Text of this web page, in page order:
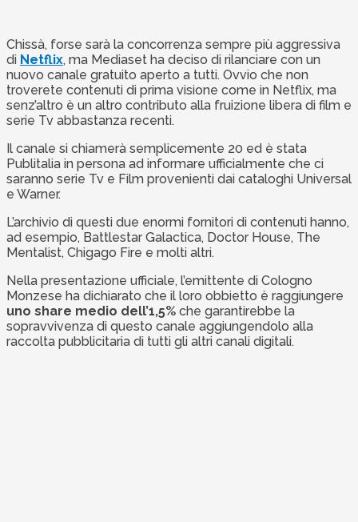
Chissà, forse sarà la concorrenza sempre più aggressiva
di Netflix, ma Mediaset ha deciso di rilanciare con un
nuovo canale gratuito aperto a tutti. Ovvio che non
troverete contenuti di prima visione come in Netflix, ma
senz’altro è un altro contributo alla fruizione libera di film e
serie Tv abbastanza recenti.
Il canale si chiamerà semplicemente 20 ed è stata
Publitalia in persona ad informare ufficialmente che ci
saranno serie Tv e Film provenienti dai cataloghi Universal
e Warner.
L’archivio di questi due enormi fornitori di contenuti hanno,
ad esempio, Battlestar Galactica, Doctor House, The
Mentalist, Chigago Fire e molti altri.
Nella presentazione ufficiale, l’emittente di Cologno
Monzese ha dichiarato che il loro obbietto è raggiungere
uno share medio dell’1,5% che garantirebbe la
sopravvivenza di questo canale aggiungendolo alla
raccolta pubblicitaria di tutti gli altri canali digitali.